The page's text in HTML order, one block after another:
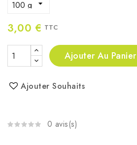
3,00 € TTC
Ajouter Au Panier
Ajouter Souhaits
0 avis(s)